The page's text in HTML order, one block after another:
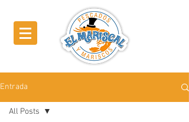
Entrada
All Posts